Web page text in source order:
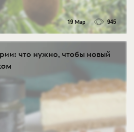
19 Мар 945
что нужно, чтобы новый